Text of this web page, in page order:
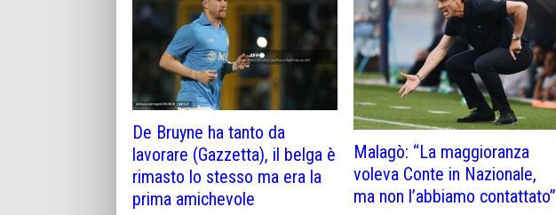
De Bruyne ha tanto da
lavorare (Gazzetta), il belga è
rimasto lo stesso ma era la
prima amichevole
Malagò: “La maggioranza
voleva Conte in Nazionale,
ma non l’abbiamo contattato”